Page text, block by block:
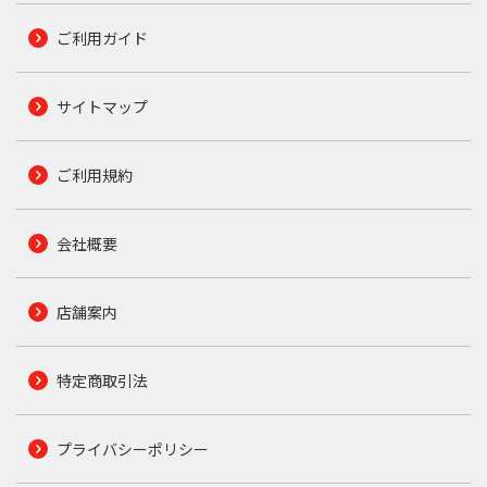
ご利用ガイド
サイトマップ
ご利用規約
会社概要
店舗案内
特定商取引法
プライバシーポリシー